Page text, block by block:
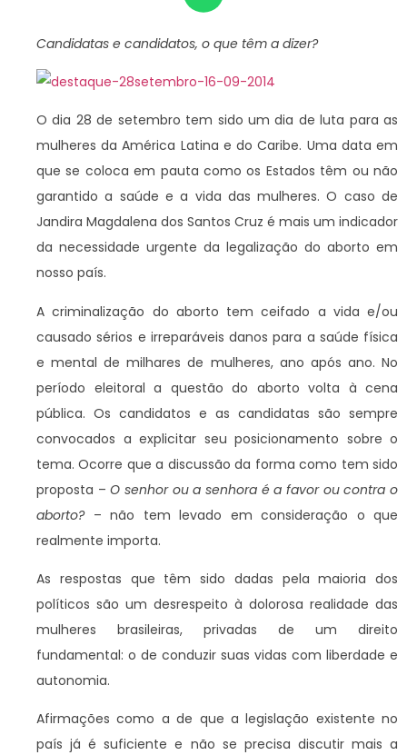
Candidatas e candidatos, o que têm a dizer?
O dia 28 de setembro tem sido um dia de luta para as
mulheres da América Latina e do Caribe. Uma data em
que se coloca em pauta como os Estados têm ou não
garantido a saúde e a vida das mulheres. O caso de
Jandira Magdalena dos Santos Cruz é mais um indicador
da necessidade urgente da legalização do aborto em
nosso país.
A criminalização do aborto tem ceifado a vida e/ou
causado sérios e irreparáveis danos para a saúde física
e mental de milhares de mulheres, ano após ano. No
período eleitoral a questão do aborto volta à cena
pública. Os candidatos e as candidatas são sempre
convocados a explicitar seu posicionamento sobre o
tema. Ocorre que a discussão da forma como tem sido
proposta –O senhor ou a senhora é a favor ou contra o
aborto?– não tem levado em consideração o que
realmente importa.
As respostas que têm sido dadas pela maioria dos
políticos são um desrespeito à dolorosa realidade das
mulheres brasileiras, privadas de um direito
fundamental: o de conduzir suas vidas com liberdade e
autonomia.
Afirmações como a de que a legislação existente no
país já é suficiente e não se precisa discutir mais a